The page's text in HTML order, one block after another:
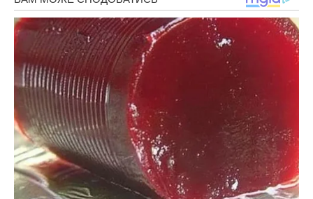
Виявилося, що добровольці з «червоної»
групи, які снідали пізніше, а вечеряли раніше, в
середньому втратили більше жиру. Аналізи
крові показали істотне зниження рівня цукру і
холестерину в порівнянні з результатами групи
«синіх», які харчувалися як зазвичай.
Можливо, у вас не вийде збільшити тимчасові
проміжки між прийомами їжі. Це не завжди